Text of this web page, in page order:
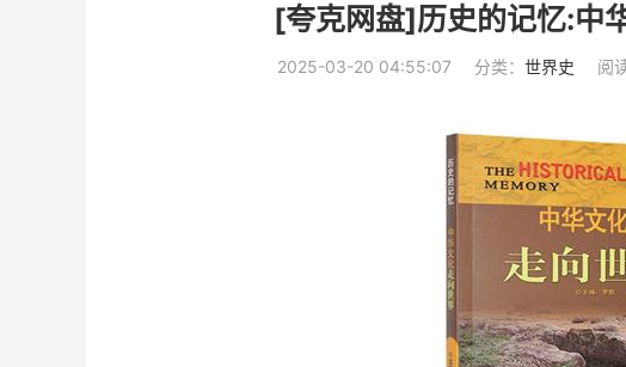
[夸克网盘]历史的记忆:中
2025-03-20 04:55:07 分类： 世界史 阅